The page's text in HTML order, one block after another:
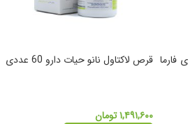
قرص لاکتاول نانو حیات دارو 60 عددی
۱,۴۹۱,۶۰۰تومان